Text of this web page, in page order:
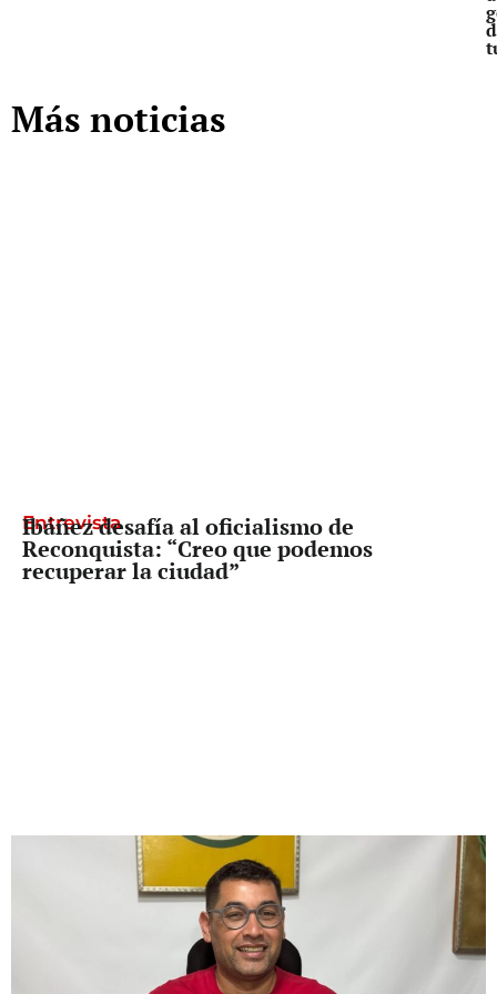
Más noticias
Entrevista
Ibáñez desafía al oficialismo de
Reconquista: “Creo que podemos
recuperar la ciudad”
La Corte dividida, pero con un mensaje